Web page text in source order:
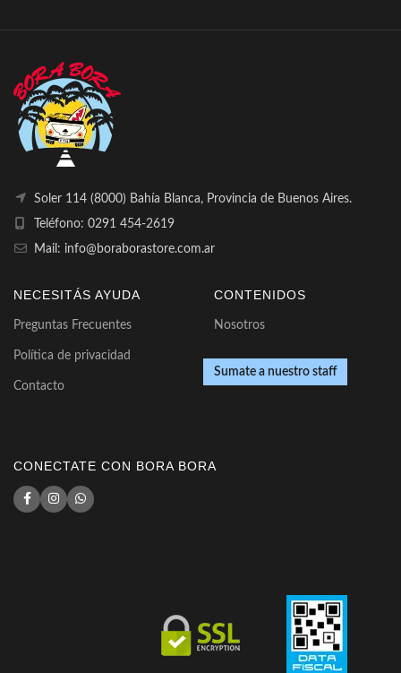
Soler 114 (8000) Bahía Blanca, Provincia de Buenos Aires.
Teléfono: 0291 454-2619
Mail: info@boraborastore.com.ar
NECESITÁS AYUDA
Preguntas Frecuentes
Política de privacidad
Contacto
CONTENIDOS
Nosotros
Sumate a nuestro staff
CONECTATE CON BORA BORA